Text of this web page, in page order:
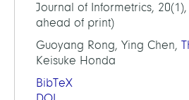
Journal of Informetrics,
ahead of print)
Guoyang Rong, Ying Chen,
Keisuke Honda
BibTeX